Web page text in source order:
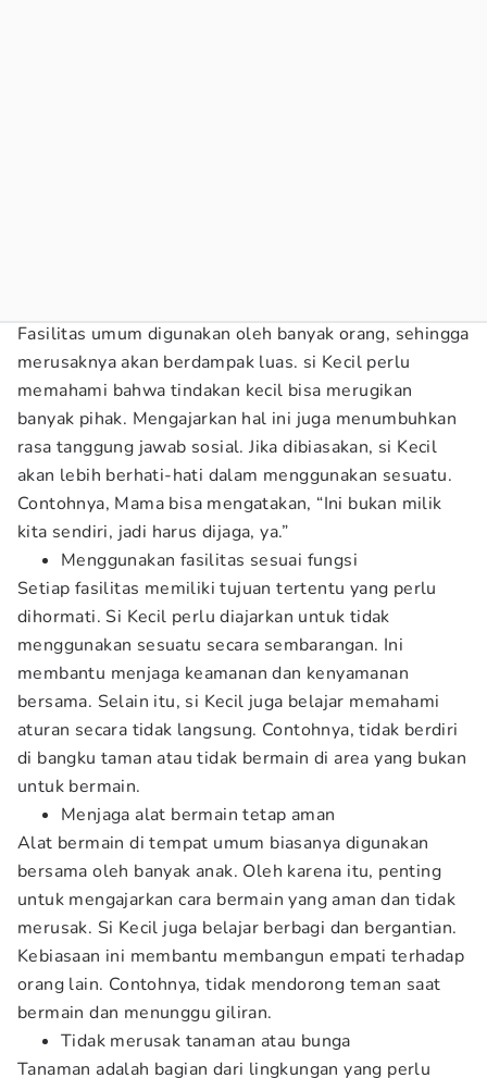
Fasilitas umum digunakan oleh banyak orang, sehingga
merusaknya akan berdampak luas. si Kecil perlu
memahami bahwa tindakan kecil bisa merugikan
banyak pihak. Mengajarkan hal ini juga menumbuhkan
rasa tanggung jawab sosial. Jika dibiasakan, si Kecil
akan lebih berhati-hati dalam menggunakan sesuatu.
Contohnya, Mama bisa mengatakan, “Ini bukan milik
kita sendiri, jadi harus dijaga, ya.”
Menggunakan fasilitas sesuai fungsi
Setiap fasilitas memiliki tujuan tertentu yang perlu
dihormati. Si Kecil perlu diajarkan untuk tidak
menggunakan sesuatu secara sembarangan. Ini
membantu menjaga keamanan dan kenyamanan
bersama. Selain itu, si Kecil juga belajar memahami
aturan secara tidak langsung. Contohnya, tidak berdiri
di bangku taman atau tidak bermain di area yang bukan
untuk bermain.
Menjaga alat bermain tetap aman
Alat bermain di tempat umum biasanya digunakan
bersama oleh banyak anak. Oleh karena itu, penting
untuk mengajarkan cara bermain yang aman dan tidak
merusak. Si Kecil juga belajar berbagi dan bergantian.
Kebiasaan ini membantu membangun empati terhadap
orang lain. Contohnya, tidak mendorong teman saat
bermain dan menunggu giliran.
Tidak merusak tanaman atau bunga
Tanaman adalah bagian dari lingkungan yang perlu